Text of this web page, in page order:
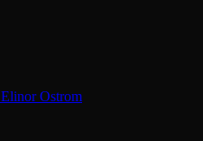
Elinor Ostrom